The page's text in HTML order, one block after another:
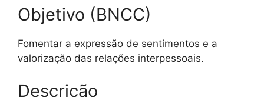
Objetivo (BNCC)
Fomentar a expressão de sentimentos e a
valorização das relações interpessoais.
Descrição